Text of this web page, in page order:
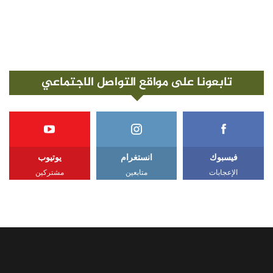
تابعونا على مواقع التواصل الاجتماعي
فيسبوك
الإعجابات
انستغرام
متابعين
يوتيوب
مشتركين